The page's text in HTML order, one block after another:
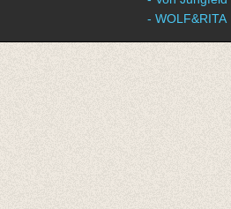
- WOLF&RITA